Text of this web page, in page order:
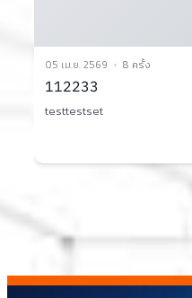
02 เม.ย. 2569 10 ครั้ง
เอกสารประกอบการประ
2/2569